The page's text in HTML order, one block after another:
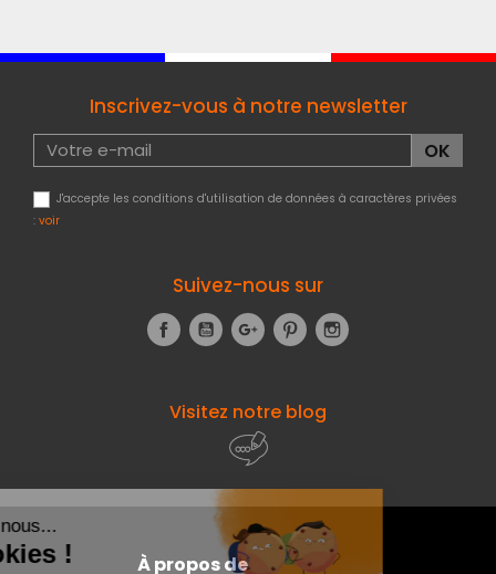
Inscrivez-vous à notre newsletter
J'accepte les conditions d'utilisation de données à caractères privées
: voir
Suivez-nous sur
FacebookYouTubeGoogle+Pinterest
Visitez notre blog
À propos de